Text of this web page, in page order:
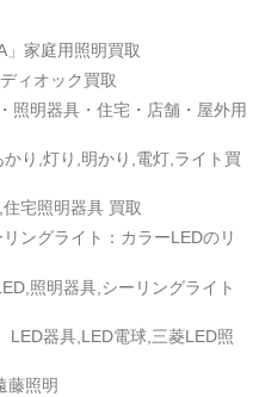
」家庭用照明買取
ィオック買取
照明器具・住宅・店舗・屋外用
り,灯り,明かり,電灯,ライト買
宅照明器具 買取
ングライト：カラーLEDのリ
照明器具,シーリングライト
器具,LED電球,三菱LED照
藤照明